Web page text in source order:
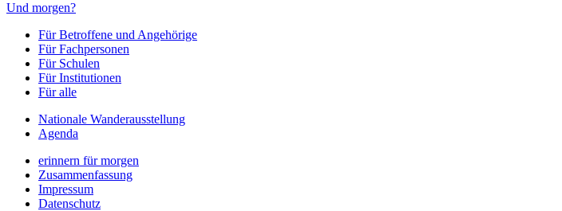
Und morgen?
Für Betroffene und Angehörige
Für Fachpersonen
Für Schulen
Für Institutionen
Für alle
Nationale Wanderausstellung
Agenda
erinnern für morgen
Zusammenfassung
Impressum
Datenschutz